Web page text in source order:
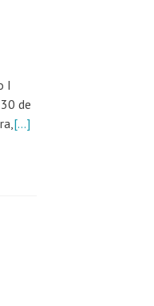
I
de
[…]